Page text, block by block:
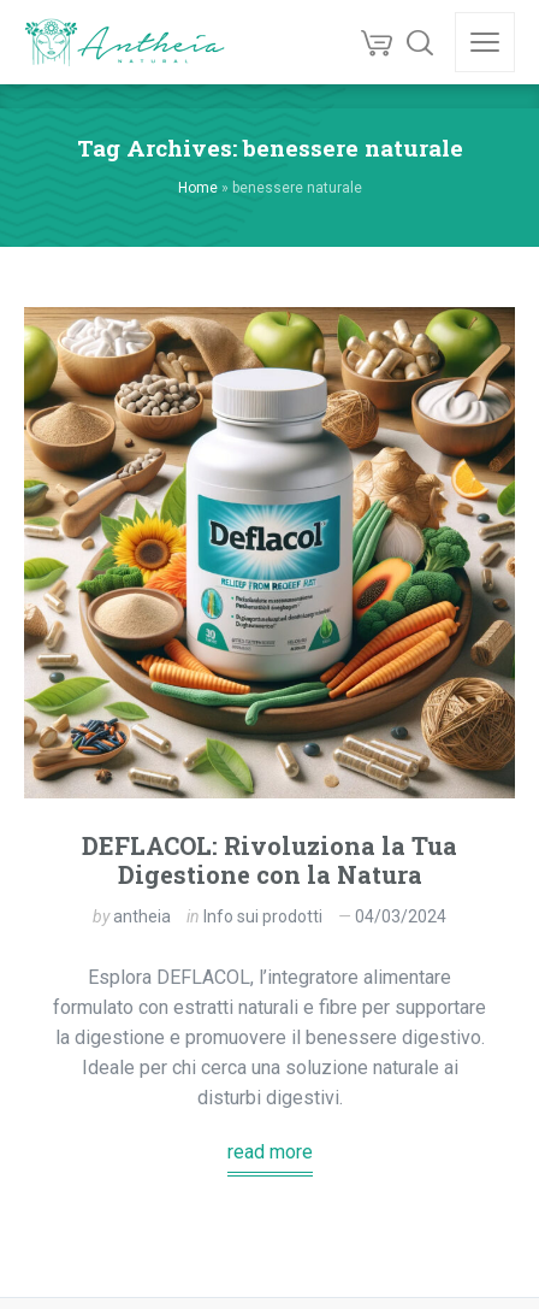
Tag Archives: benessere naturale
Home» benessere naturale
DEFLACOL: Rivoluziona la Tua
Digestione con la Natura
byantheia in Info sui prodotti 04/03/2024
Esplora DEFLACOL, l’integratore alimentare
formulato con estratti naturali e fibre per supportare
la digestione e promuovere il benessere digestivo.
Ideale per chi cerca una soluzione naturale ai
disturbi digestivi.
read more